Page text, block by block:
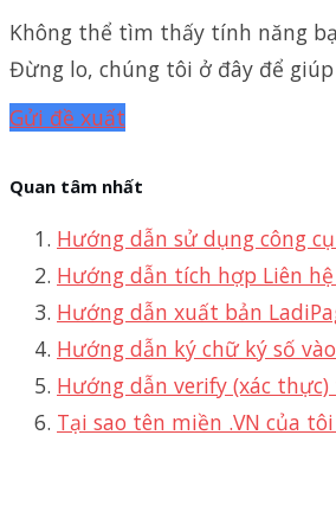
Không thể tìm thấy tính năng
Đừng lo, chúng tôi ở đây để
Gửi đề xuất
Quan tâm nhất
Hướng dẫn sử dụng công
Hướng dẫn tích hợp Liên
Hướng dẫn xuất bản
Hướng dẫn ký chữ ký số
Hướng dẫn verify (xác
Tại sao tên miền .VN của